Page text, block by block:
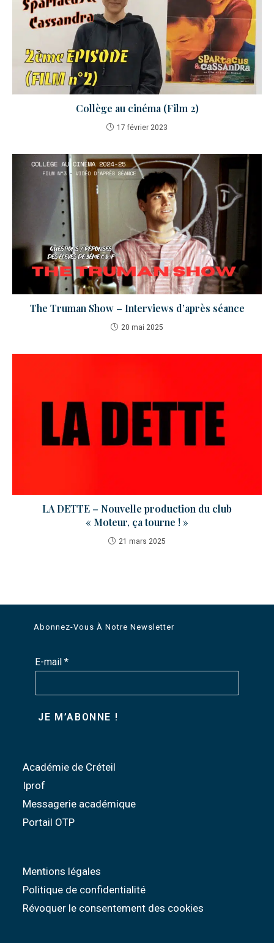
Collège au cinéma (Film 2)
17 février 2023
The Truman Show – Interviews d’après séance
20 mai 2025
LA DETTE – Nouvelle production du club
« Moteur, ça tourne ! »
21 mars 2025
Abonnez-Vous À Notre Newsletter
E-mail*
Académie de Créteil
Iprof
Messagerie académique
Portail OTP
Mentions légales
Politique de confidentialité
Révoquer le consentement des cookies